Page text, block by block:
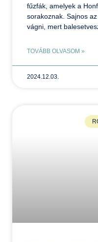
fűzfák, amelyek a
sorakoznak. Sajnos
vágni, mert
TOVÁBB OLVASOM »
2024.12.03.